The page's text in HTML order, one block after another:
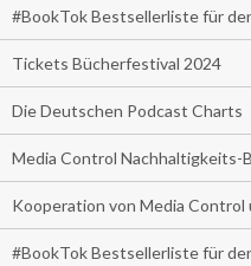
#BookTok Bestsellerliste für
Tickets Bücherfestival 2024
Die Deutschen Podcast Charts
Media Control Nachhaltigkeits-
Kooperation von Media Control
#BookTok Bestsellerliste für